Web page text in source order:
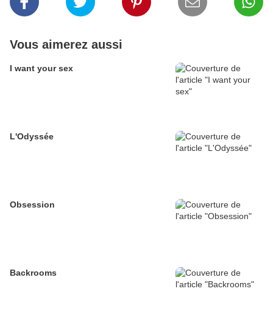
Vous aimerez aussi
I want your sex
L'Odyssée
Obsession
Backrooms